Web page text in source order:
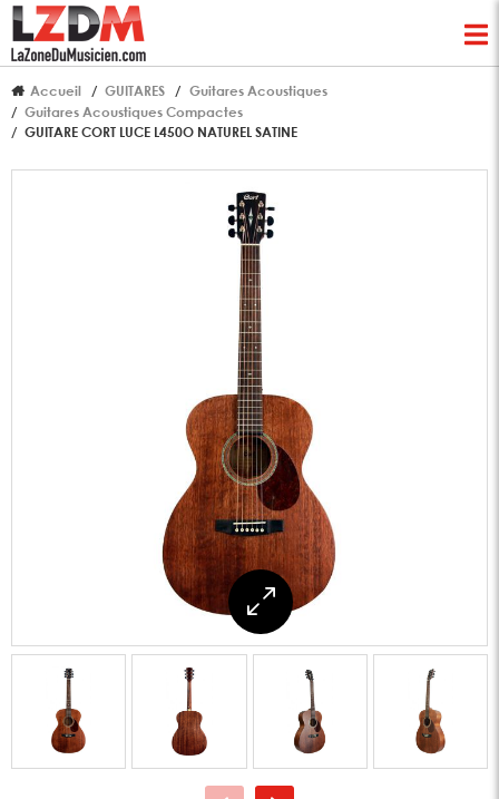
Accueil GUITARES
Guitares Acoustiques
Guitares Acoustiques Compactes
GUITARE CORT LUCE L450O NATUREL SATINE